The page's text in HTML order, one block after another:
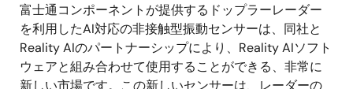
富士通コンポーネントが提供するドップラーレーダー
を利用したAI対応の非接触型振動センサーは、同社と
Reality AIのパートナーシップにより、Reality AIソフト
ウェアと組み合わせて使用することができる、非常に
新しい市場です。この新しいセンサーは、レーダーの